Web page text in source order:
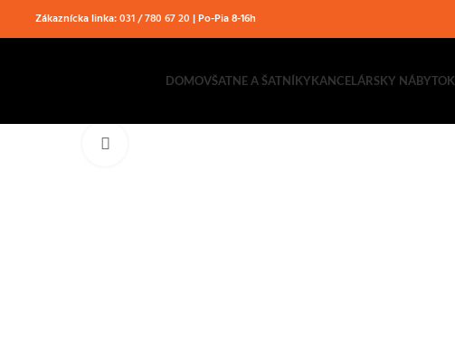
Zákaznícka linka:031 / 780 67 20 | Po-Pia 8-16h
DOMOVŠATNE A ŠATNÍKYKANCELÁRSKY NÁBYTOK